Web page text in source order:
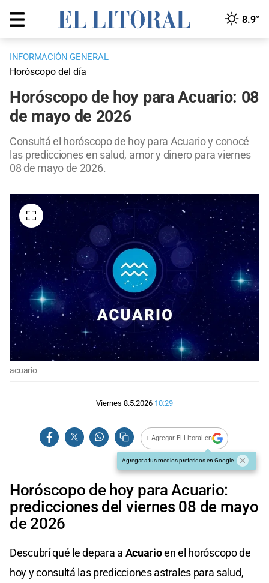
8.9°
INFORMACIÓN GENERAL
Horóscopo del día
Horóscopo de hoy para Acuario: 08
de mayo de 2026
Consultá el horóscopo de hoy para Acuario y conocé
las predicciones en salud, amor y dinero para viernes
08 de mayo de 2026.
acuario
Viernes 8.5.2026 10:29
+ Agregar El Litoral en
Agregar a tus medios preferidos en Google
Horóscopo de hoy para Acuario:
predicciones del viernes 08 de mayo
de 2026
Descubrí qué le depara a Acuarioen el horóscopo de
hoy y consultá las predicciones astrales para salud,